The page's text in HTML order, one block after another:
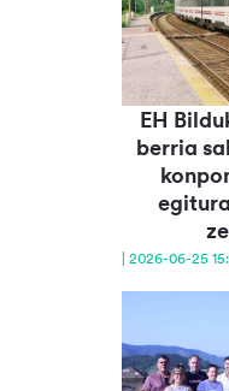
EH
berria
| 2026-06-25